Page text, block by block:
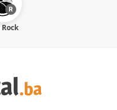
Rock